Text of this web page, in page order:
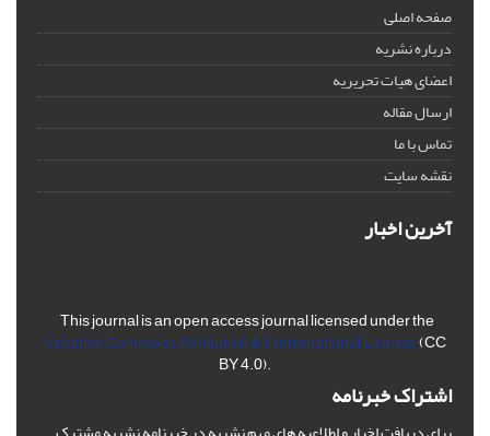
صفحه اصلی
درباره نشریه
اعضای هیات تحریریه
ارسال مقاله
تماس با ما
نقشه سایت
آخرین اخبار
This journal is an open access journal licensed under the
Creative Commons Attribution 4.0 International License(CC
BY 4.0).
اشتراک خبرنامه